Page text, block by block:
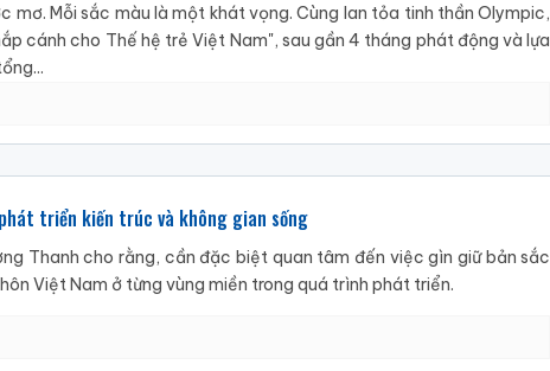
mơ. Mỗi sắc màu là một khát vọng. Cùng lan tỏa tinh thần Olympic,
cánh cho Thế hệ trẻ Việt Nam", sau gần 4 tháng phát động và lựa
triển kiến trúc và không gian sống
Thanh cho rằng, cần đặc biệt quan tâm đến việc gìn giữ bản sắc
Việt Nam ở từng vùng miền trong quá trình phát triển.